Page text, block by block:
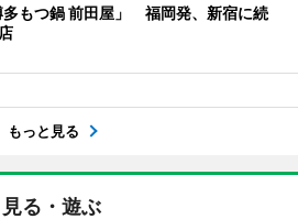
多もつ鍋 前田屋」 福岡発、新宿に続
もっと見る
見る・遊ぶ